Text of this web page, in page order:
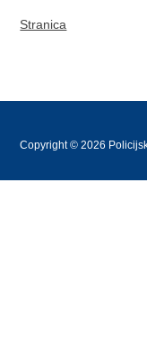
Stranica
Copyright © 2026